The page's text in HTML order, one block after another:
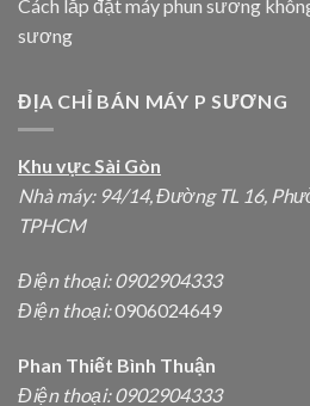
Cách lắp đặt máy phun sương
sương
ĐỊA CHỈ BÁN MÁY P SƯƠNG
Khu vực Sài Gòn
Nhà máy: 94/14, Đường TL 16,
TPHCM
Điện thoại:0902904333
Điện thoại:0906024649
Phan Thiết Bình Thuận
Điện thoại: 0902904333